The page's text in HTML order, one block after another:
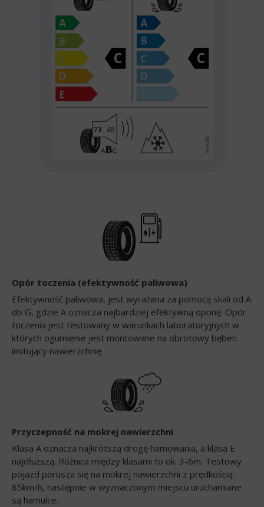
Opór toczenia (efektywność paliwowa)
Efektywność paliwowa, jest wyrażana za pomocą skali od A
do G, gdzie A oznacza najbardziej efektywną oponę. Opór
toczenia jest testowany w warunkach laboratoryjnych w
których ogumienie jest montowane na obrotowy bęben
imitujący nawierzchnię.
Przyczepność na mokrej nawierzchni
Klasa A oznacza najkrótszą drogę hamowania, a klasa E
najdłuższą. Różnica między klasami to ok. 3-6m. Testowy
pojazd porusza się na mokrej nawierzchni z prędkością
85km/h, następnie w wyznaczonym miejscu uruchamiane
są hamulce.